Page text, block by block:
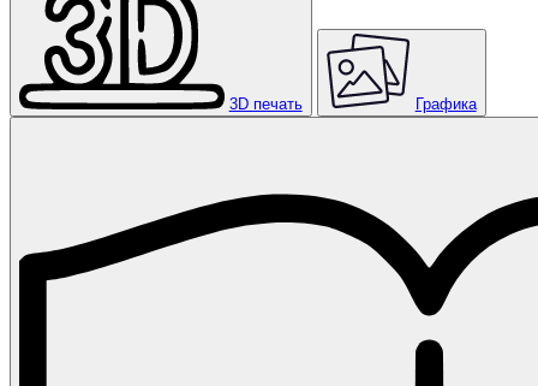
3D печать Графика